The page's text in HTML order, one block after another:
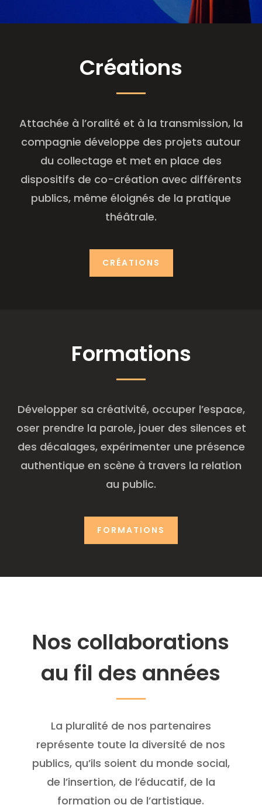
Créations
Attachée à l’oralité et à la transmission, la
compagnie développe des projets autour
du collectage et met en place des
dispositifs de co-création avec différents
publics, même éloignés de la pratique
théâtrale.
CRÉATIONS
Formations
Développer sa créativité, occuper l’espace,
oser prendre la parole, jouer des silences et
des décalages, expérimenter une présence
authentique en scène à travers la relation
au public.
FORMATIONS
Nos collaborations
au fil des années
La pluralité de nos partenaires
représente toute la diversité de nos
publics, qu’ils soient du monde social,
de l’insertion, de l’éducatif, de la
formation ou de l’artistique.